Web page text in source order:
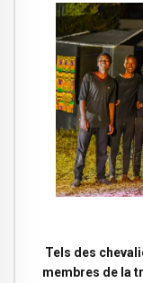
Tels des
membres de la